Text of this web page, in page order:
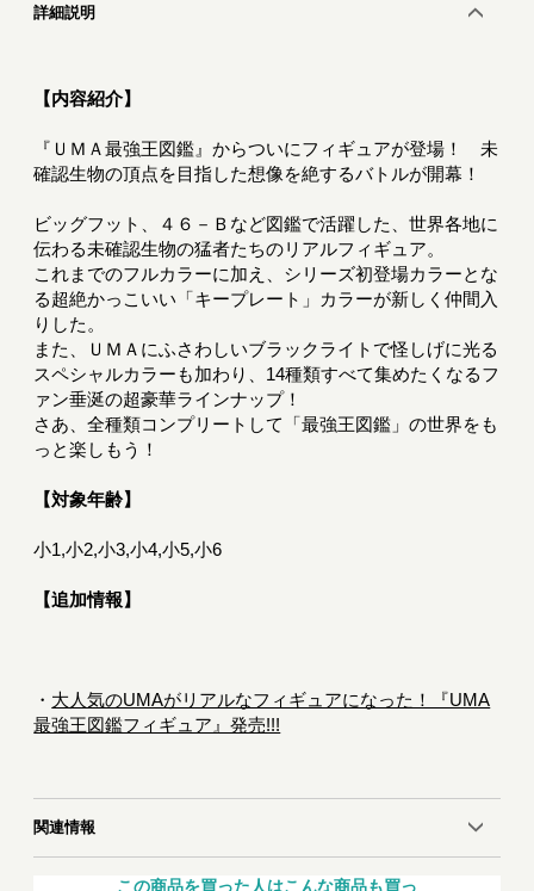
詳細説明
【内容紹介】
『ＵＭＡ最強王図鑑』からついにフィギュアが登場！ 未
確認生物の頂点を目指した想像を絶するバトルが開幕！
ビッグフット、４６－Ｂなど図鑑で活躍した、世界各地に
伝わる未確認生物の猛者たちのリアルフィギュア。
これまでのフルカラーに加え、シリーズ初登場カラーとな
る超絶かっこいい「キープレート」カラーが新しく仲間入
りした。
また、ＵＭＡにふさわしいブラックライトで怪しげに光る
スペシャルカラーも加わり、14種類すべて集めたくなるフ
ァン垂涎の超豪華ラインナップ！
さあ、全種類コンプリートして「最強王図鑑」の世界をも
っと楽しもう！
【対象年齢】
小1,小2,小3,小4,小5,小6
【追加情報】
・ 大人気のUMAがリアルなフィギュアになった！『UMA
最強王図鑑フィギュア』発売!!!
関連情報
この商品を買った人はこんな商品も買っ